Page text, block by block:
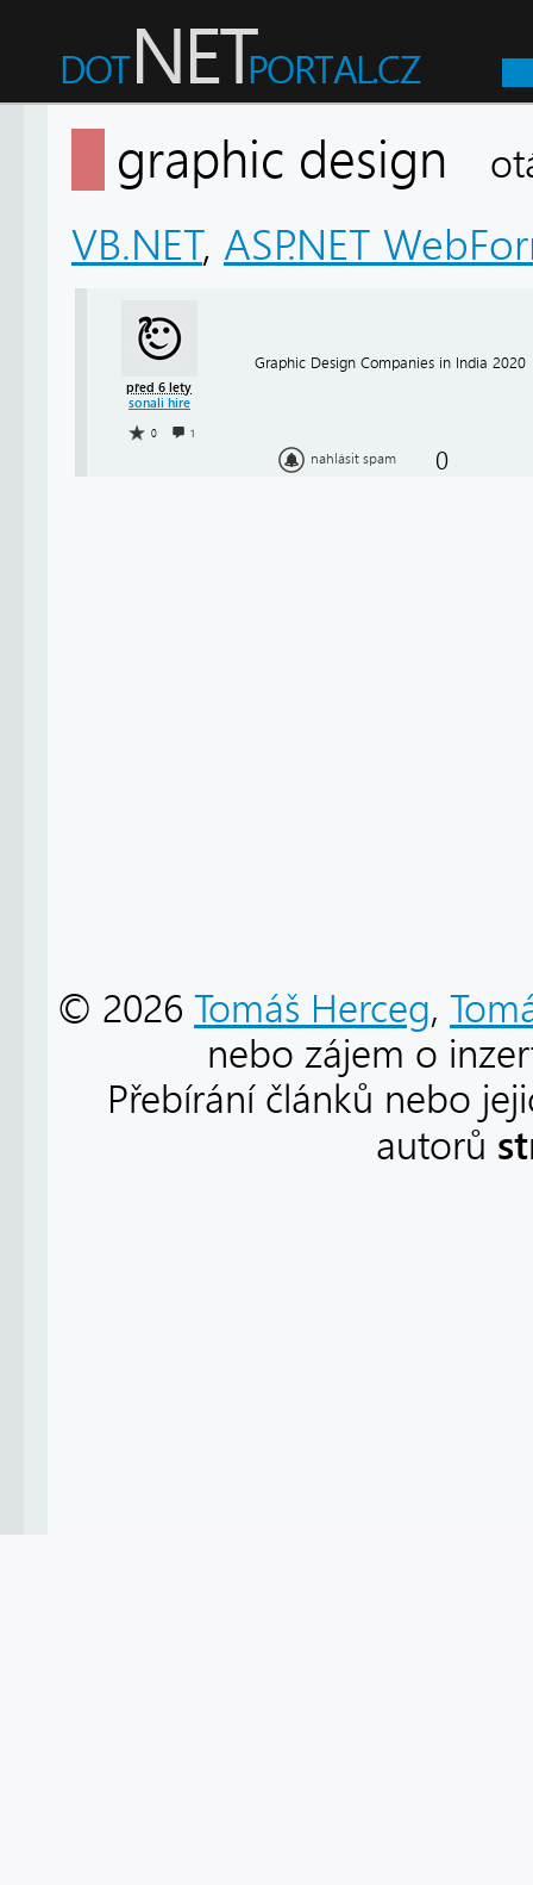
graphic design
VB.NET, ASP.NET
před 6 lety
sonali hire
0 1
Graphic Design Companies in India 2020
nahlásit spam 0
© 2026 Tomáš Herceg,
nebo zájem o
Přebírání článků nebo
autorů